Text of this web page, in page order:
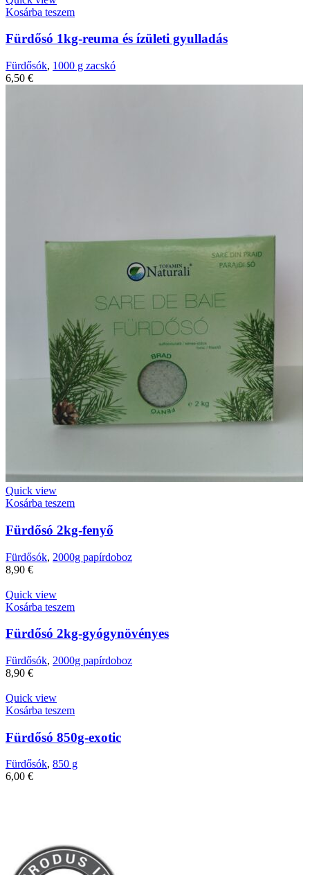
Kosárba teszem
Fürdősó 1kg-reuma és ízületi gyulladás
Fürdősók, 1000 g zacskó
6,50 €
Quick view
Kosárba teszem
Fürdősó 2kg-fenyő
Fürdősók, 2000g papírdoboz
8,90 €
Quick view
Kosárba teszem
Fürdősó 2kg-gyógynövényes
Fürdősók, 2000g papírdoboz
8,90 €
Quick view
Kosárba teszem
Fürdősó 850g-exotic
Fürdősók, 850 g
6,00 €